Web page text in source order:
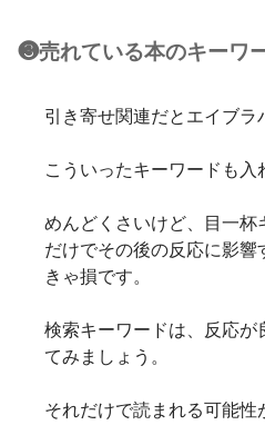
❸売れている本のキーワ
引き寄せ関連だとエイブラ
こういったキーワードも入
めんどくさいけど、目一杯
だけでその後の反応に影響
きゃ損です。
検索キーワードは、反応が
てみましょう。
それだけで読まれる可能性